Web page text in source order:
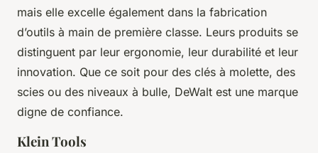
mais elle excelle également dans la fabrication
d’outils à main de première classe. Leurs produits se
distinguent par leur ergonomie, leur durabilité et leur
innovation. Que ce soit pour des clés à molette, des
scies ou des niveaux à bulle, DeWalt est une marque
digne de confiance.
Klein Tools